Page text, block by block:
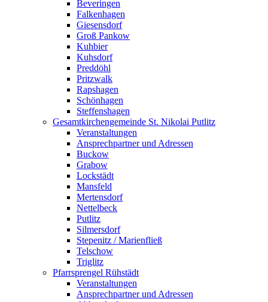
Beveringen
Falkenhagen
Giesensdorf
Groß Pankow
Kuhbier
Kuhsdorf
Preddöhl
Pritzwalk
Rapshagen
Schönhagen
Steffenshagen
Gesamtkirchengemeinde St. Nikolai Putlitz
Veranstaltungen
Ansprechpartner und Adressen
Buckow
Grabow
Lockstädt
Mansfeld
Mertensdorf
Nettelbeck
Putlitz
Silmersdorf
Stepenitz / Marienfließ
Telschow
Triglitz
Pfarrsprengel Rühstädt
Veranstaltungen
Ansprechpartner und Adressen